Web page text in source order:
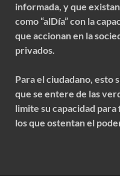
informada, y que
como “alDía” con la
que accionan en la
privados.
Para el ciudadano, esto
que se entere de las
limite su capacidad
los que ostentan el